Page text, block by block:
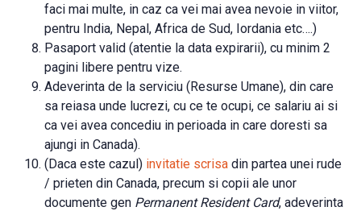
faci mai multe, in caz ca vei mai avea nevoie in viitor,
pentru India, Nepal, Africa de Sud, Iordania etc….)
Pasaport valid (atentie la data expirarii), cu minim 2
pagini libere pentru vize.
Adeverinta de la serviciu (Resurse Umane), din care
sa reiasa unde lucrezi, cu ce te ocupi, ce salariu ai si
ca vei avea concediu in perioada in care doresti sa
ajungi in Canada).
(Daca este cazul) invitatie scrisa din partea unei rude
/ prieten din Canada, precum si copii ale unor
documente gen Permanent Resident Card, adeverinta